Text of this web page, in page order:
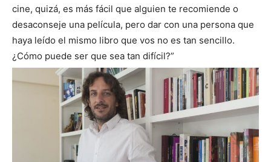
cine, quizá, es más fácil que alguien te recomiende o
desaconseje una película, pero dar con una persona que
haya leído el mismo libro que vos no es tan sencillo.
¿Cómo puede ser que sea tan difícil?”